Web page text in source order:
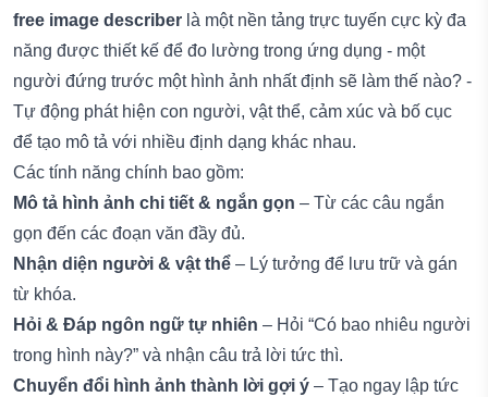
free image describer là một nền tảng trực tuyến cực kỳ đa
năng được thiết kế để đo lường trong ứng dụng - một
người đứng trước một hình ảnh nhất định sẽ làm thế nào? -
Tự động phát hiện con người, vật thể, cảm xúc và bố cục
để tạo mô tả với nhiều định dạng khác nhau.
Các tính năng chính bao gồm:
Mô tả hình ảnh chi tiết & ngắn gọn – Từ các câu ngắn
gọn đến các đoạn văn đầy đủ.
Nhận diện người & vật thể – Lý tưởng để lưu trữ và gán
từ khóa.
Hỏi & Đáp ngôn ngữ tự nhiên – Hỏi “Có bao nhiêu người
trong hình này?” và nhận câu trả lời tức thì.
Chuyển đổi hình ảnh thành lời gợi ý – Tạo ngay lập tức